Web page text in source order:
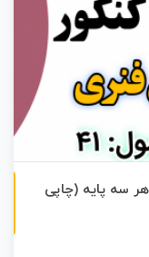
سه پایه (چاپی